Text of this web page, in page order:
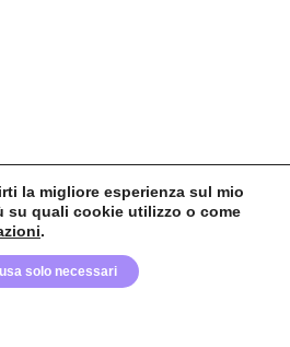
la migliore esperienza sul mio
su quali cookie utilizzo o come
.
solo necessari